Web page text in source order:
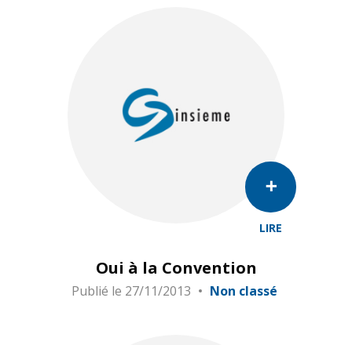
LIRE
Oui à la Convention
Publié le 27/11/2013 Non classé